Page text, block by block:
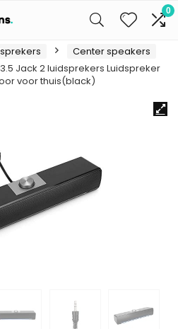
0
Center speakers
Jack 2 luidsprekers Luidspreker
voor thuis(black)